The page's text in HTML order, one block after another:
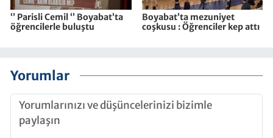
‘’ Parisli Cemil ‘’ Boyabat’ta
öğrencilerle buluştu
Boyabat’ta mezuniyet
coşkusu : Öğrenciler kep attı
Yorumlar